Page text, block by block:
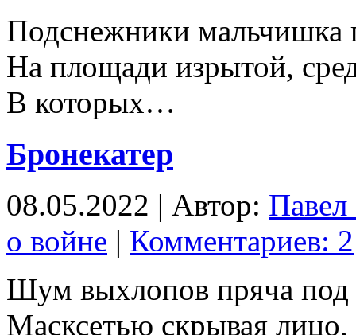
Подснежники мальчишка
На площади изрытой,
В которых…
Бронекатер
08.05.2022 | Автор:
о войне | Комментариев: 2
Шум выхлопов пряча под
Масксетью скрывая лицо,